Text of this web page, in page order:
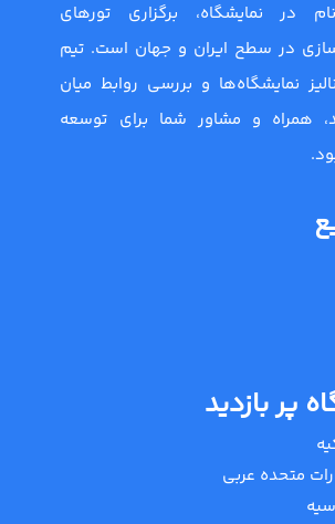
در نمایشگاه، برگزاری تورهای
در سطح ایران و جهان است. تیم
نمایشگاه‌ها و بررسی روابط میان
همراه و مشاور شما برای توسعه
پر بازدید
متحده عربی